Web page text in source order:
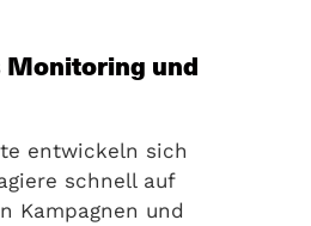
und
entwickeln sich
schnell auf
Kampagnen und